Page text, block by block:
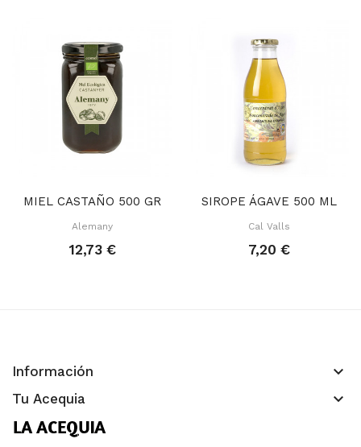
MIEL CASTAÑO 500 GR
Alemany
12,73 €
SIROPE ÁGAVE 500 ML
Cal Valls
7,20 €
Información keyboard_arrow_down
Tu Acequia keyboard_arrow_down